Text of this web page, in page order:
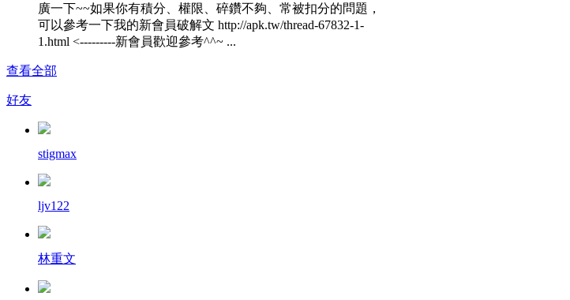
廣一下~~如果你有積分、權限、碎鑽不夠、常被扣分的問題，
可以參考一下我的新會員破解文 http://apk.tw/thread-67832-1-
1.html <---------新會員歡迎參考^^~ ...
查看全部
好友
stigmax
ljv122
林重文